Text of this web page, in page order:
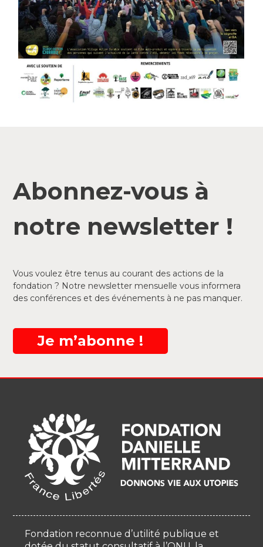
Abonnez-vous à
notre newsletter !
Vous voulez être tenus au courant des actions de la
fondation ? Notre newsletter mensuelle vous informera
des conférences et des événements à ne pas manquer.
Je m’abonne !
Fondation reconnue d’utilité publique et